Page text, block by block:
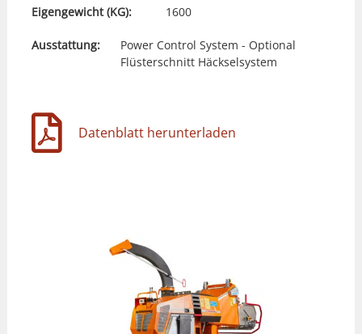
Eigengewicht (KG): 1600
Ausstattung:
Power Control System - Optional
Flüsterschnitt Häckselsystem
Datenblatt herunterladen